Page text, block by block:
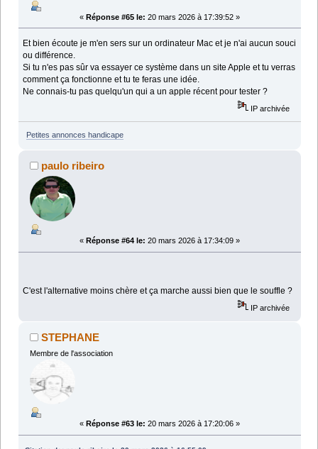
« Réponse #65 le: 20 mars 2026 à 17:39:52 »
Et bien écoute je m'en sers sur un ordinateur Mac et je n'ai aucun souci
ou différence.
Si tu n'es pas sûr va essayer ce système dans un site Apple et tu verras
comment ça fonctionne et tu te feras une idée.
Ne connais-tu pas quelqu'un qui a un apple récent pour tester ?
IP archivée
Petites annonces handicape
paulo ribeiro
« Réponse #64 le: 20 mars 2026 à 17:34:09 »
C'est l'alternative moins chère et ça marche aussi bien que le souffle ?
IP archivée
STEPHANE
Membre de l'association
« Réponse #63 le: 20 mars 2026 à 17:20:06 »